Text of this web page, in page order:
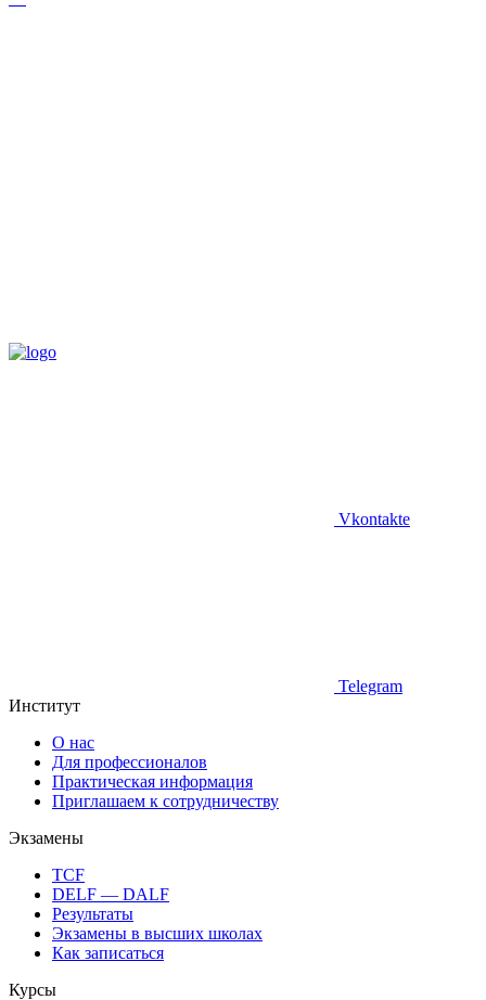
Vkontakte
Telegram
Институт
О нас
Для профессионалов
Практическая информация
Приглашаем к сотрудничеству
Экзамены
TCF
DELF — DALF
Результаты
Экзамены в высших школах
Как записаться
Курсы